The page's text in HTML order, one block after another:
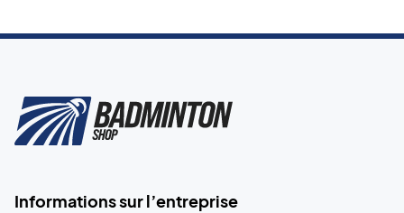
Informations sur l’entreprise